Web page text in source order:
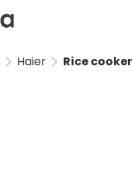
Haier Rice cooker